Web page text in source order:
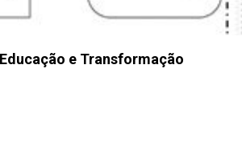
e Transformação